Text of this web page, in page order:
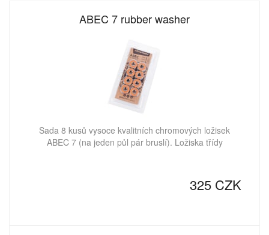
ABEC 7 rubber washer
Sada 8 kusů vysoce kvalitních chromových ložisek
ABEC 7 (na jeden půl pár bruslí). Ložiska třídy
325 CZK